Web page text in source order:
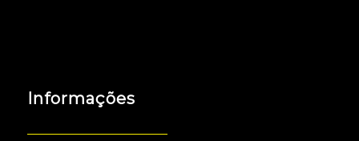
Informações